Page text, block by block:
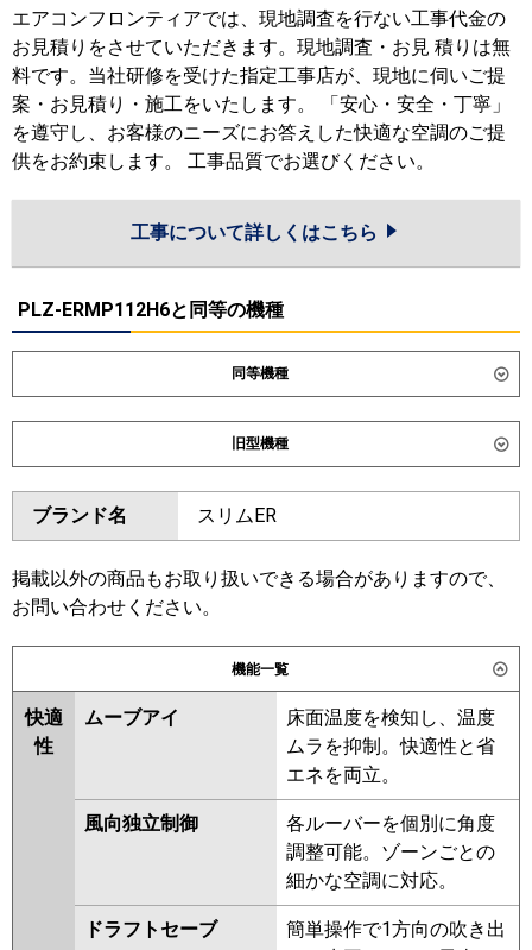
エアコンフロンティアでは、現地調査を行ない工事代金の
お見積りをさせていただきます。現地調査・お見 積りは無
料です。当社研修を受けた指定工事店が、現地に伺いご提
案・お見積り・施工をいたします。 「安心・安全・丁寧」
を遵守し、お客様のニーズにお答えした快適な空調のご提
供をお約束します。 工事品質でお選びください。
工事について詳しくはこちら
PLZ-ERMP112H6と同等の機種
同等機種
ダイキン SZRC112CN SZRC112C
SZRUC112C
東芝 GUHA112111XU
GUSA112141MUB GUSA112141XU
GUSA11214P1MUB
GUSA11214P1XU
三菱電機 PLZ-HRMP112H6 PLZ-
HRMP112HFG6 PLZ-
HRMP112HBF6 PLZ-
HRMP112HF6 PLZ-
ERMP112HLE6 PLZ-
ERMP112HE6
RCI-GP112RHN6 RCI-
GP112RSH12
旧型機種
ダイキン SZRC112BY SZRC112BYN
SZRUC112BY
SZRC112BJN SZRJC112BJ
SZRJC112BF SDRC112B
SDRC112BN
SZRC112BCN
東芝 GUHA11211MUB GUHA11211XU
GUEA11212XU GUEA11212MUB
GUSA11214MUB
GUSA11214XU
GUSA11214PMUB
GUSA11214PXU RUEA11232MUB
RUEA11232XU RUSA11234XU
RUSA11234MUB RUHA11231MUB
RUEA11231MUB RUSA11233MUB
RUHA11231MU RUHA11231XU
ブランド名 スリムER
掲載以外の商品もお取り扱いできる場合がありますので、
お問い合わせください。
機能一覧
快適
性
ムーブアイ
床面温度を検知し、温度
ムラを抑制。快適性と省
エネを両立。
風向独立制御
各ルーバーを個別に角度
調整可能。ゾーンごとの
細かな空調に対応。
ドラフトセーブ
簡単操作で1方向の吹き出